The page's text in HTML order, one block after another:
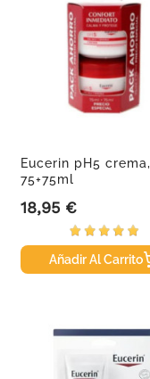
Eucerin pH5 crema,
75+75ml
Precio
18,95 €
Añadir Al Carrito